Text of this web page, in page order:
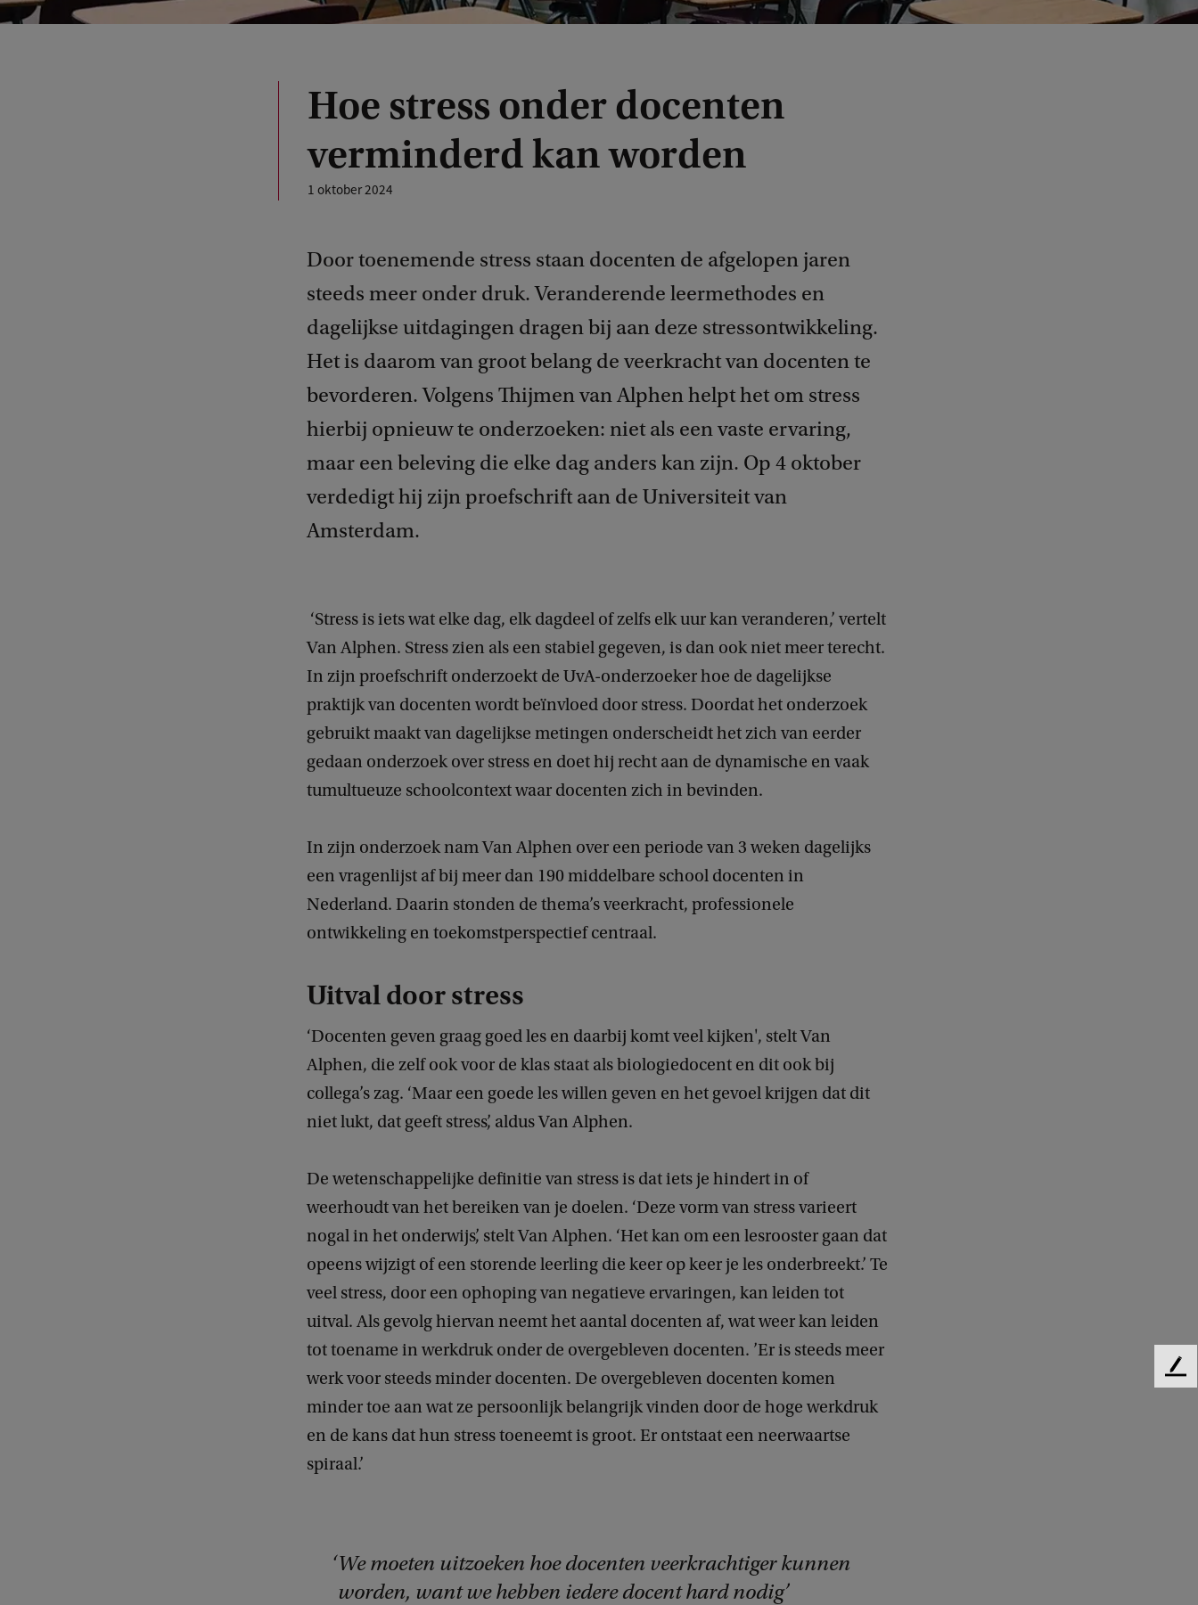
Hoe stress onder docenten
verminderd kan worden
1 oktober 2024
Door toenemende stress staan docenten de afgelopen jaren
steeds meer onder druk. Veranderende leermethodes en
dagelijkse uitdagingen dragen bij aan deze stressontwikkeling.
Het is daarom van groot belang de veerkracht van docenten te
bevorderen. Volgens Thijmen van Alphen helpt het om stress
hierbij opnieuw te onderzoeken: niet als een vaste ervaring,
maar een beleving die elke dag anders kan zijn. Op 4 oktober
verdedigt hij zijn proefschrift aan de Universiteit van
Amsterdam.
‘Stress is iets wat elke dag, elk dagdeel of zelfs elk uur kan veranderen,’ vertelt
Van Alphen. Stress zien als een stabiel gegeven, is dan ook niet meer terecht.
In zijn proefschrift onderzoekt de UvA-onderzoeker hoe de dagelijkse
praktijk van docenten wordt beïnvloed door stress. Doordat het onderzoek
gebruikt maakt van dagelijkse metingen onderscheidt het zich van eerder
gedaan onderzoek over stress en doet hij recht aan de dynamische en vaak
tumultueuze schoolcontext waar docenten zich in bevinden.
In zijn onderzoek nam Van Alphen over een periode van 3 weken dagelijks
een vragenlijst af bij meer dan 190 middelbare school docenten in
Nederland. Daarin stonden de thema’s veerkracht, professionele
ontwikkeling en toekomstperspectief centraal.
Uitval door stress
‘Docenten geven graag goed les en daarbij komt veel kijken', stelt Van
Alphen, die zelf ook voor de klas staat als biologiedocent en dit ook bij
collega’s zag. ‘Maar een goede les willen geven en het gevoel krijgen dat dit
niet lukt, dat geeft stress’, aldus Van Alphen.
De wetenschappelijke definitie van stress is dat iets je hindert in of
weerhoudt van het bereiken van je doelen. ‘Deze vorm van stress varieert
nogal in het onderwijs’, stelt Van Alphen. ‘Het kan om een lesrooster gaan dat
opeens wijzigt of een storende leerling die keer op keer je les onderbreekt.’ Te
veel stress, door een ophoping van negatieve ervaringen, kan leiden tot
uitval. Als gevolg hiervan neemt het aantal docenten af, wat weer kan leiden
tot toename in werkdruk onder de overgebleven docenten. ’Er is steeds meer
werk voor steeds minder docenten. De overgebleven docenten komen
minder toe aan wat ze persoonlijk belangrijk vinden door de hoge werkdruk
en de kans dat hun stress toeneemt is groot. Er ontstaat een neerwaartse
spiraal.’
We moeten uitzoeken hoe docenten veerkrachtiger kunnen
worden, want we hebben iedere docent hard nodig
F